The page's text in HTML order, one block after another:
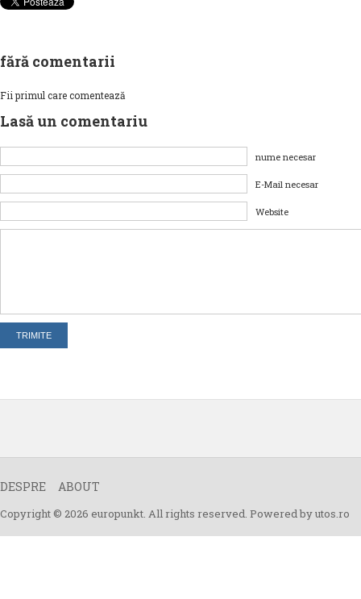
fără comentarii
Fii primul care comentează
Lasă un comentariu
nume necesar
E-Mail necesar
Website
DESPRE ABOUT
Copyright © 2026 europunkt. All rights reserved. Powered byutos.ro